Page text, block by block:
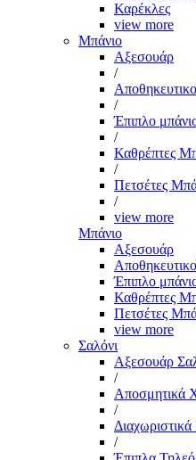
Καρέκλες
view more
Μπάνιο
Αξεσουάρ
/
/
Έπιπλο
/
Καθρέπτες
/
Πετσέτες
/
view more
Μπάνιο
Αξεσουάρ
Έπιπλο
Καθρέπτες
Πετσέτες
view more
Σαλόνι
Αξεσουάρ
/
Αποσμητικά
/
/